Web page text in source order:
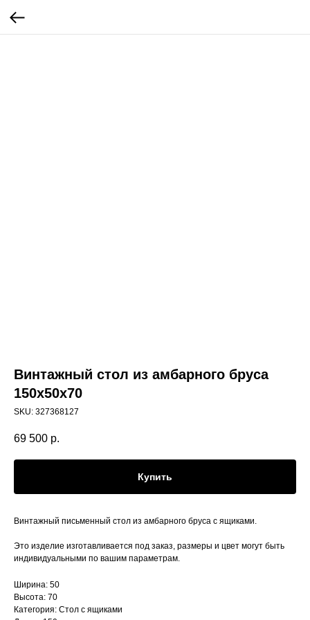
Винтажный стол из амбарного бруса
150х50х70
SKU: 327368127
69 500 р.
Купить
Винтажный письменный стол из амбарного бруса с ящиками.
Это изделие изготавливается под заказ, размеры и цвет могут быть
индивидуальными по вашим параметрам.
Ширина: 50
Высота: 70
Категория: Стол с ящиками